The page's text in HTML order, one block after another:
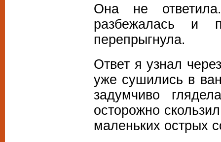
Она не
разбежалась и
перепрыгнула.
Ответ я узнал
уже сушились в
задумчиво
осторожно
маленьких острых